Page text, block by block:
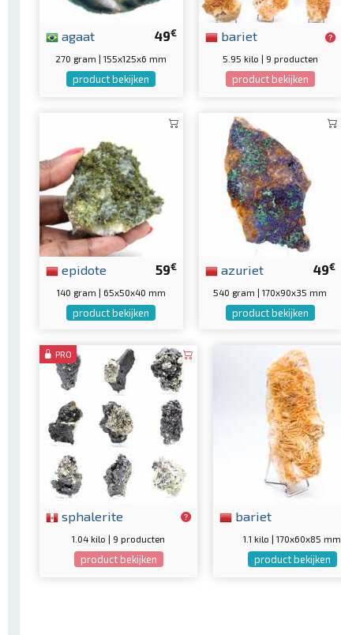
49€
agaat
270 gram | 155x125x6 mm
product bekijken
bariet
5.95 kilo | 9 producten
product bekijken
59€
epidote
140 gram | 65x50x40 mm
product bekijken
49€
azuriet
540 gram | 170x90x35 mm
product bekijken
PRO
sphalerite
1.04 kilo | 9 producten
product bekijken
bariet
1.1 kilo | 170x60x85 mm
product bekijken